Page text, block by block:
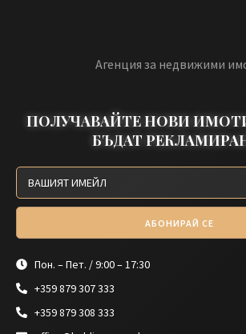
Агенция за недвижими
ПОЛУЧАВАЙТЕ НОВИ
БЪДАТ
АБОНИРАЙ СЕ
Пон. – Пет. / 9:00 – 17:30
+359 879 307 333
+359 879 308 333